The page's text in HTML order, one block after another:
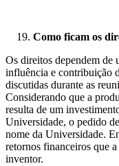
Como ficam os
Os direitos dependem de
influência e contribuição
discutidas durante as
Considerando que a
resulta de um
Universidade, o pedido
nome da Universidade.
retornos financeiros que
inventor.